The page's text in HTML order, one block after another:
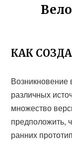
КАК
Возникновение
различных
множество
предположить,
ранних